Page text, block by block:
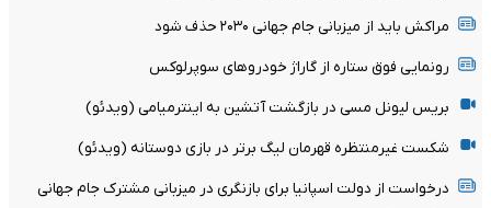
مراکش باید از میزبانی جام جهانی ۲۰۳۰ حذف شود
رونمایی فوق ستاره از گاراژ خودروهای سوپرلوکس
بریس لیونل مسی در بازگشت آتشین به اینترمیامی (ویدئو)
شکست غیرمنتظره قهرمان لیگ برتر در بازی دوستانه (ویدئو)
درخواست از دولت اسپانیا برای بازنگری در میزبانی مشترک جام جهانی